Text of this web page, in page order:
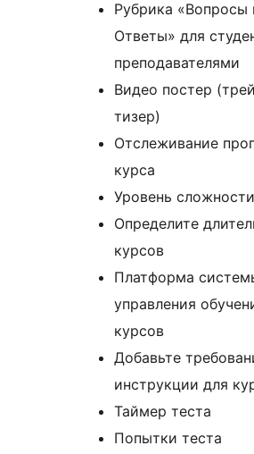
Рубрика «Вопросы
Ответы» для
преподавателями
Видео постер
тизер)
Отслеживание
курса
Уровень сложности
Определите
курсов
Платформа
управления
курсов
Добавьте
инструкции для
Таймер теста
Попытки теста